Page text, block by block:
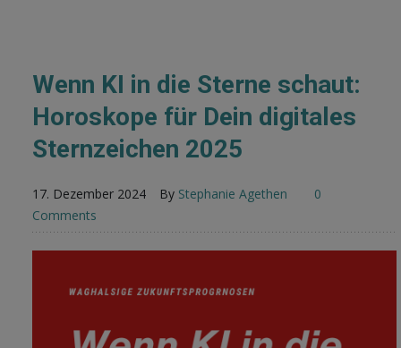
Wenn KI in die Sterne schaut:
Horoskope für Dein digitales
Sternzeichen 2025
17. Dezember 2024 By Stephanie Agethen
0
Comments